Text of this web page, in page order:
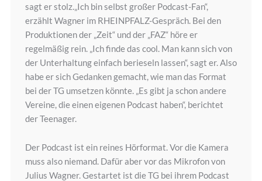
sagt er stolz.„Ich bin selbst großer Podcast-Fan“,
erzählt Wagner im RHEINPFALZ-Gespräch. Bei den
Produktionen der „Zeit“ und der „FAZ“ höre er
regelmäßig rein. „Ich finde das cool. Man kann sich von
der Unterhaltung einfach berieseln lassen“, sagt er. Also
habe er sich Gedanken gemacht, wie man das Format
bei der TG umsetzen könnte. „Es gibt ja schon andere
Vereine, die einen eigenen Podcast haben“, berichtet
der Teenager.
Der Podcast ist ein reines Hörformat. Vor die Kamera
muss also niemand. Dafür aber vor das Mikrofon von
Julius Wagner. Gestartet ist die TG bei ihrem Podcast